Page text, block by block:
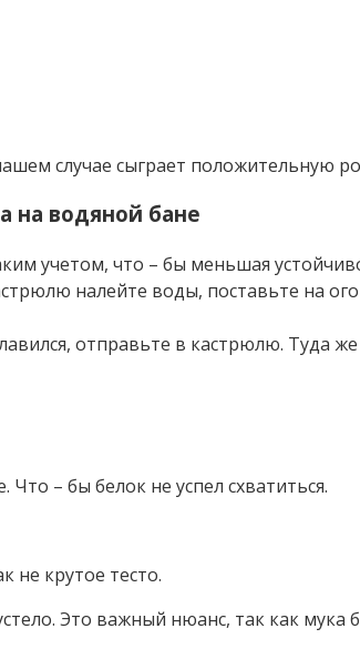
случае сыграет положительную
на водяной бане
учетом, что – бы меньшая
налейте воды, поставьте на
отправьте в кастрюлю. Туда
– бы белок не успел схватиться.
не крутое тесто.
Это важный нюанс, так как мука